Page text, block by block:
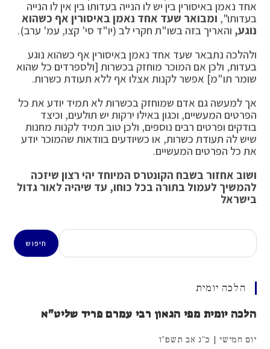
אחד נאמן באיסורין בין יש לו הנייה בעדותו בין אין לו הנייה
בעדותו", ומבואר שעד אחד נאמן באיסורין אף כשהוא
נוגע, והאריך בזה בשו"ת חקרי לב (יו"ד סי' קצו, עמ' ערב).
ולהלכה נתבאר שעד אחד נאמן באיסורין אף כשהוא נוגע
בעדות, ולכן אם המוכר מוחזק בכשרות [ולספרדים כל שהוא
שומר תו"מ] אפשר לקנות אצלו אף ללא תעודת כשרות.
אך למעשה גם אדם שמוחזק בכשרות לא תמיד יודע את כל
הפרטים המעשיים, וכגון באילו ירקות יש תולעים, וכיצד
בודקים ופרטים רבים נוספים, ולכן טוב תמיד לקנות מחנות
שיש לה תעודת כשרות, או כשיודעים בוודאות שהמוכר יודע
את כל הפרטים המעשיים.
ושוב אחזור בשבח הקונטרס המיוחד יהי רצון שיזכה
להמשיך לעמול בתורה בכל כוחו, עד שיהיה לאור גדול
בישראל
חיפוש
חיפוש
הלכה יומית
הלכה יומית מפי הגאון רבי עמרם פריד שליט"א
יום חמישי | כ"ג אב תשפ"ו